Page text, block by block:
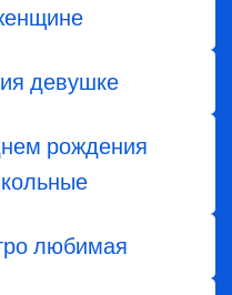
девушке
рождения
любимая